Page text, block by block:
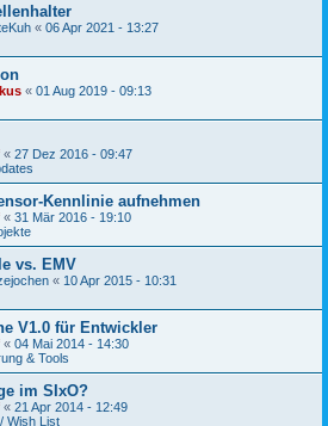
« 06 Apr 2021 - 13:27
« 01 Aug 2019 - 09:13
« 27 Dez 2016 - 09:47
Kennlinie aufnehmen
« 31 Mär 2016 - 19:10
vs. EMV
« 10 Apr 2015 - 10:31
V1.0 für Entwickler
« 04 Mai 2014 - 14:30
& Tools
im SIxO?
« 21 Apr 2014 - 12:49
Wish List